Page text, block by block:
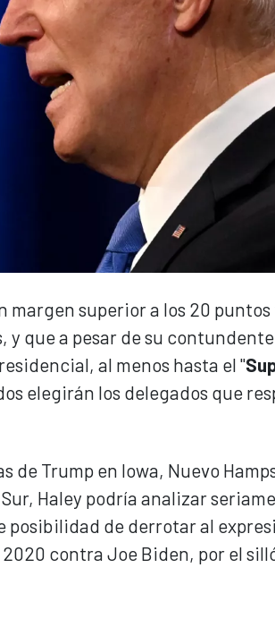
margen superior a los 20
y que a pesar de su
al menos hasta el "
elegirán los delegados que
de Trump en Iowa, Nuevo
Haley podría analizar
posibilidad de derrotar al
contra Joe Biden, por el